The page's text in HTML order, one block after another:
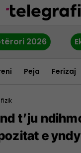
2026
Peja Ferizaj
t’ju
e